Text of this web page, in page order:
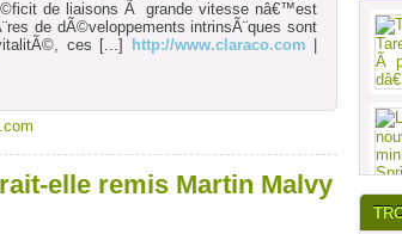
de liaisons Ã grande vitesse nâ€™est
de dÃ©veloppements intrinsÃ¨ques sont
ces [...] http://www.claraco.com
elle remis Martin Malvy